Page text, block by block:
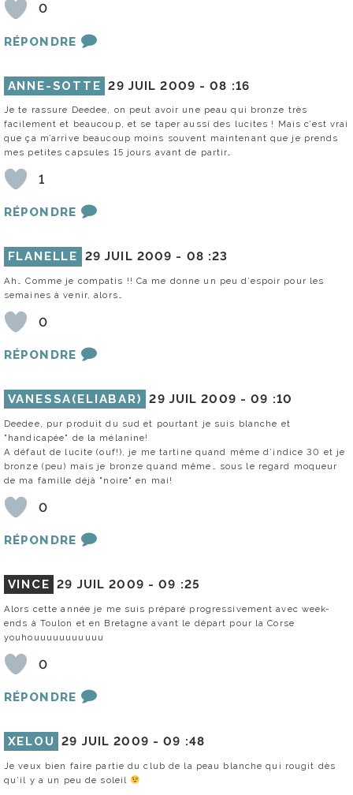
0
RÉPONDRE
ANNE-SOTTE 29 JUIL 2009 -08 :16
Je te rassure Deedee, on peut avoir une peau qui bronze très
facilement et beaucoup, et se taper aussi des lucites ! Mais c’est vrai
que ça m’arrive beaucoup moins souvent maintenant que je prends
mes petites capsules 15 jours avant de partir…
1
RÉPONDRE
FLANELLE 29 JUIL 2009 - 08 :23
Ah… Comme je compatis !! Ca me donne un peu d’espoir pour les
semaines à venir, alors…
0
RÉPONDRE
VANESSA(ELIABAR) 29 JUIL 2009 -09 :10
Deedee, pur produit du sud et pourtant je suis blanche et
"handicapée" de la mélanine!
A défaut de lucite (ouf!), je me tartine quand même d’indice 30 et je
bronze (peu) mais je bronze quand même… sous le regard moqueur
de ma famille déjà "noire" en mai!
0
RÉPONDRE
VINCE 29 JUIL 2009 -09 :25
Alors cette année je me suis préparé progressivement avec week-
ends à Toulon et en Bretagne avant le départ pour la Corse
youhouuuuuuuuuuu
0
RÉPONDRE
XELOU 29 JUIL 2009 -09 :48
Je veux bien faire partie du club de la peau blanche qui rougit dès
qu’il y a un peu de soleil